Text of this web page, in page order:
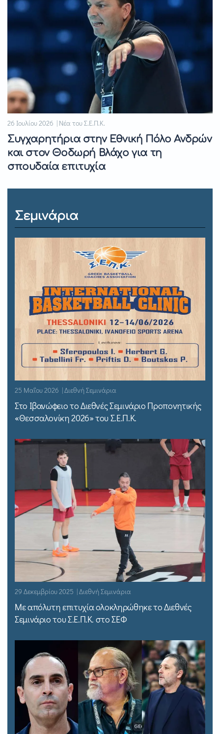
26 Ιουλίου 2026 | Νέα του Σ.Ε.Π.Κ.
Συγχαρητήρια στην Εθνική Πόλο Ανδρών
και στον Θοδωρή Βλάχο για τη
σπουδαία επιτυχία
Σεμινάρια
25 Μαΐου 2026 | Διεθνή Σεμινάρια
Στο Ιβανώφειο το Διεθνές Σεμινάριο Προπονητικής
«Θεσσαλονίκη 2026» του Σ.Ε.Π.Κ.
29 Δεκεμβρίου 2025 | Διεθνή Σεμινάρια
Με απόλυτη επιτυχία ολοκληρώθηκε το Διεθνές
Σεμινάριο του Σ.Ε.Π.Κ. στο ΣΕΦ